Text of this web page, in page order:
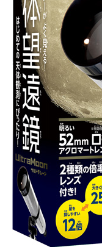
企業ITのトレンドを詳
経営リーダーのコミ
マーケ×ITの今がよく
ITエンジニア向け専
企業向けIT製品の総
IT製品の技術・比較・
製造業のIT導入・活用
モノづくり技術者専
エレクトロニクス専
電子設計の基本と応